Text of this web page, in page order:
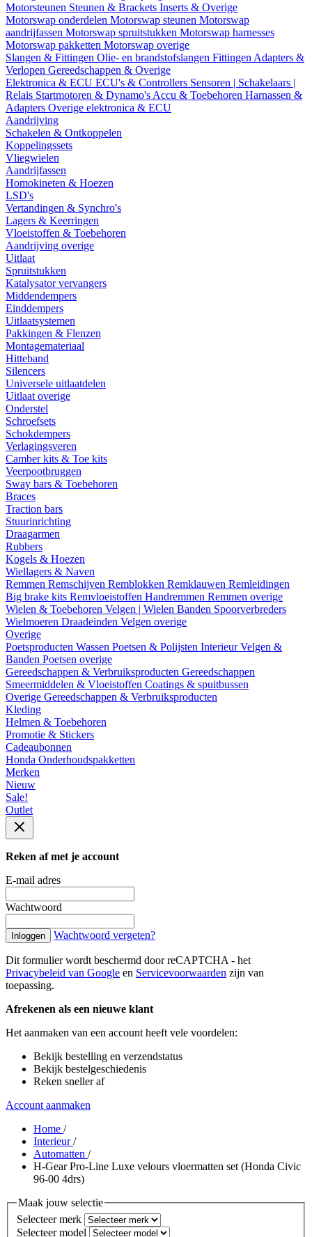
Motorsteunen Steunen & Brackets Inserts & Overige
Motorswap onderdelen Motorswap steunen Motorswap
aandrijfassen Motorswap spruitstukken Motorswap harnesses
Motorswap pakketten Motorswap overige
Slangen & Fittingen Olie- en brandstofslangen Fittingen Adapters &
Verlopen Gereedschappen & Overige
Elektronica & ECU ECU's & Controllers Sensoren | Schakelaars |
Relais Startmotoren & Dynamo's Accu & Toebehoren Harnassen &
Adapters Overige elektronica & ECU
Aandrijving
Schakelen & Ontkoppelen
Koppelingssets
Vliegwielen
Aandrijfassen
Homokineten & Hoezen
LSD's
Vertandingen & Synchro's
Lagers & Keerringen
Vloeistoffen & Toebehoren
Aandrijving overige
Uitlaat
Spruitstukken
Katalysator vervangers
Middendempers
Einddempers
Uitlaatsystemen
Pakkingen & Flenzen
Montagemateriaal
Hitteband
Silencers
Universele uitlaatdelen
Uitlaat overige
Onderstel
Schroefsets
Schokdempers
Verlagingsveren
Camber kits & Toe kits
Veerpootbruggen
Sway bars & Toebehoren
Braces
Traction bars
Stuurinrichting
Draagarmen
Rubbers
Kogels & Hoezen
Wiellagers & Naven
Remmen Remschijven Remblokken Remklauwen Remleidingen
Big brake kits Remvloeistoffen Handremmen Remmen overige
Wielen & Toebehoren Velgen | Wielen Banden Spoorverbreders
Wielmoeren Draadeinden Velgen overige
Overige
Poetsproducten Wassen Poetsen & Polijsten InterieurVelgen &
Banden Poetsen overige
Gereedschappen & Verbruiksproducten Gereedschappen
Smeermiddelen & Vloeistoffen Coatings & spuitbussen
Overige Gereedschappen & Verbruiksproducten
Kleding
Helmen & Toebehoren
Promotie & Stickers
Cadeaubonnen
Honda Onderhoudspakketten
Merken
Nieuw
Sale!
Outlet
Reken af met je account
E-mail adres
Wachtwoord
Inloggen Wachtwoord vergeten?
Dit formulier wordt beschermd door reCAPTCHA - het
Privacybeleid van Google en Servicevoorwaarden zijn van
toepassing.
Afrekenen als een nieuwe klant
Het aanmaken van een account heeft vele voordelen:
Bekijk bestelling en verzendstatus
Bekijk bestelgeschiedenis
Reken sneller af
Account aanmaken
Home /
Interieur/
Automatten /
H-Gear Pro-Line Luxe velours vloermatten set (Honda Civic
96-00 4drs)
Maak jouw selectie
Selecteer merk
Selecteer model